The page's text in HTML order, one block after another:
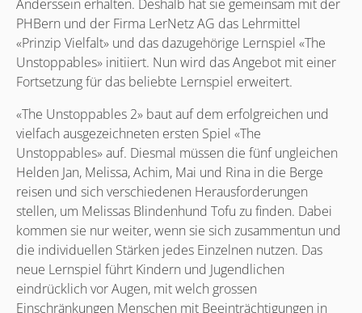
Anderssein erhalten. Deshalb hat sie gemeinsam mit der
PHBern und der Firma LerNetz AG das Lehrmittel
«Prinzip Vielfalt» und das dazugehörige Lernspiel «The
Unstoppables» initiiert. Nun wird das Angebot mit einer
Fortsetzung für das beliebte Lernspiel erweitert.
«The Unstoppables 2» baut auf dem erfolgreichen und
vielfach ausgezeichneten ersten Spiel «The
Unstoppables» auf. Diesmal müssen die fünf ungleichen
Helden Jan, Melissa, Achim, Mai und Rina in die Berge
reisen und sich verschiedenen Herausforderungen
stellen, um Melissas Blindenhund Tofu zu finden. Dabei
kommen sie nur weiter, wenn sie sich zusammentun und
die individuellen Stärken jedes Einzelnen nutzen. Das
neue Lernspiel führt Kindern und Jugendlichen
eindrücklich vor Augen, mit welch grossen
Einschränkungen Menschen mit Beeinträchtigungen in